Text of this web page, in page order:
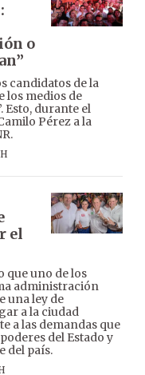
o
candidatos de la
los medios de
Esto, durante el
Pérez a la
el
que uno de los
administración
una ley de
a la ciudad
a las demandas que
del Estado y
del país.